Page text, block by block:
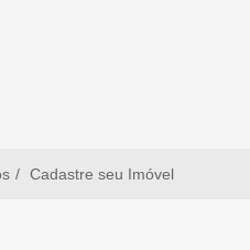
Cadastre seu Imóvel